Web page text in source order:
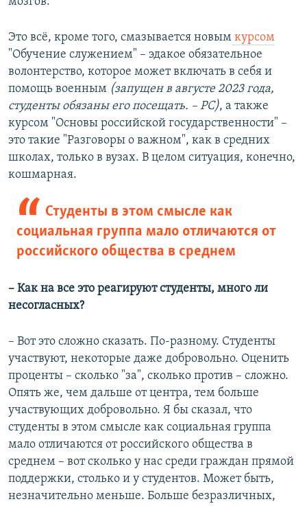
Это всё, кроме того, смазывается новым курсом
"Обучение служением" – эдакое обязательное
волонтерство, которое может включать в себя и
помощь военным (запущен в августе 2023 года,
студенты обязаны его посещать. – РС), а также
курсом "Основы российской государственности" –
это такие "Разговоры о важном", как в средних
школах, только в вузах. В целом ситуация, конечно,
кошмарная.
Студенты в этом смысле как
социальная группа мало отличаются от
российского общества в среднем
– Как на все это реагируют студенты, много ли
несогласных?
– Вот это сложно сказать. По-разному. Студенты
участвуют, некоторые даже добровольно. Оценить
проценты – сколько "за", сколько против – сложно.
Опять же, чем дальше от центра, тем больше
участвующих добровольно. Я бы сказал, что
студенты в этом смысле как социальная группа
мало отличаются от российского общества в
среднем – вот сколько у нас среди граждан прямой
поддержки, столько и у студентов. Может быть,
незначительно меньше. Больше безразличных,